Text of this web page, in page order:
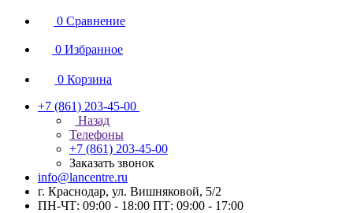
0 Сравнение
0 Избранное
0 Корзина
+7 (861) 203-45-00
Назад
Телефоны
+7 (861) 203-45-00
Заказать звонок
info@lancentre.ru
г. Краснодар, ул. Вишняковой, 5/2
ПН-ЧТ: 09:00 - 18:00 ПТ: 09:00 - 17:00